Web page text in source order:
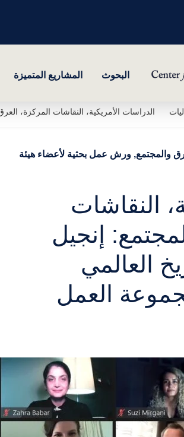
البحوث المشاريع المتميزة
الدراسات الأمريكية، النقاشات المركزة،
والمجتمع, ورش عمل بحثية لأعضاء هيئة
النقاشات
إنجيل
العالمي
العمل